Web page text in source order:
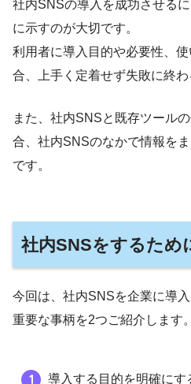
社内SNSの導入を成功させる
に示すのが大切です。
利用者に導入目的や必要性、
合、上手く定着せず失敗に終わ
また、社内SNSと既存ツール
合、社内SNSのなかで情報を
です。
社内SNSをするため
今回は、社内SNSを企業に導
重要な事柄を2つご紹介します。
導入する目的を明確に